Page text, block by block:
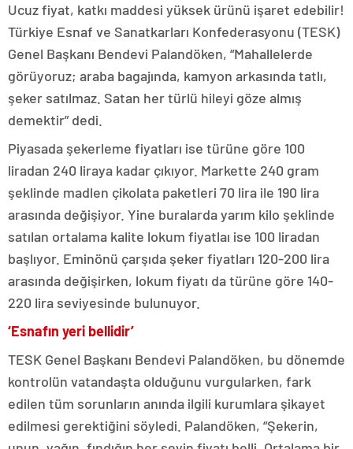
Ucuz fiyat, katkı maddesi yüksek ürünü işaret edebilir!
Türkiye Esnaf ve Sanatkarları Konfederasyonu (TESK)
Genel Başkanı Bendevi Palandöken, “Mahallelerde
görüyoruz; araba bagajında, kamyon arkasında tatlı,
şeker satılmaz. Satan her türlü hileyi göze almış
demektir” dedi.
Piyasada şekerleme fiyatları ise türüne göre 100
liradan 240 liraya kadar çıkıyor. Markette 240 gram
şeklinde madlen çikolata paketleri 70 lira ile 190 lira
arasında değişiyor. Yine buralarda yarım kilo şeklinde
satılan ortalama kalite lokum fiyatlaı ise 100 liradan
başlıyor. Eminönü çarşıda şeker fiyatları 120-200 lira
arasında değişirken, lokum fiyatı da türüne göre 140-
220 lira seviyesinde bulunuyor.
‘Esnafın yeri bellidir’
TESK Genel Başkanı Bendevi Palandöken, bu dönemde
kontrolün vatandaşta olduğunu vurgularken, fark
edilen tüm sorunların anında ilgili kurumlara şikayet
edilmesi gerektiğini söyledi. Palandöken, “Şekerin,